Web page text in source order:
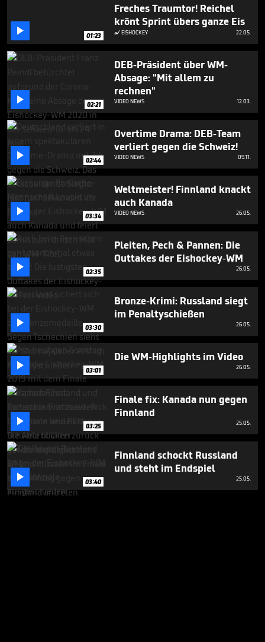
42
seconds
 01:23
Freches Traumtor! Reichel
krönt Sprint übers ganze Eis
EISHOCKEY 22.05.
 02:21
DEB-Präsident über WM-
Absage: "Mit allem zu
rechnen"
VIDEO NEWS 12.03.
 02:44
Overtime Drama: DEB-Team
verliert gegen die Schweiz!
VIDEO NEWS 09.11.
 03:34
Weltmeister! Finnland knackt
auch Kanada
VIDEO NEWS 26.05.
 02:35
Pleiten, Pech & Pannen: Die
Outtakes der Eishockey-WM
26.05.
 03:30
Bronze-Krimi: Russland siegt
im Penaltyschießen
26.05.
 03:01
Die WM-Highlights im Video
26.05.
 03:25
Finale fix: Kanada nun gegen
Finnland
25.05.
 03:40
Finnland schockt Russland
und steht im Endspiel
25.05.